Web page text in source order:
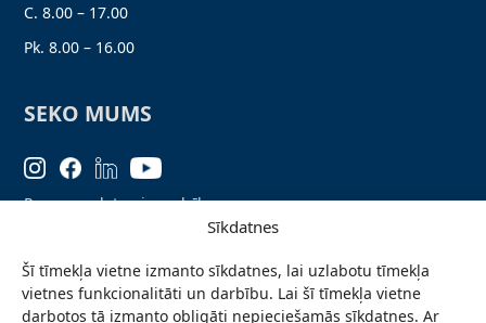
Sīkdatnes
Šī tīmekļa vietne izmanto sīkdatnes, lai uzlabotu tīmekļa
vietnes funkcionalitāti un darbību. Lai šī tīmekļa vietne
darbotos tā izmanto obligāti nepieciešamās sīkdatnes. Ar
C. 8.00 – 17.00
Pk. 8.00 – 16.00
SEKO MUMS
Personas datu aizsardzība
Ziņo par problēmu
Pieteikties jaunumiem